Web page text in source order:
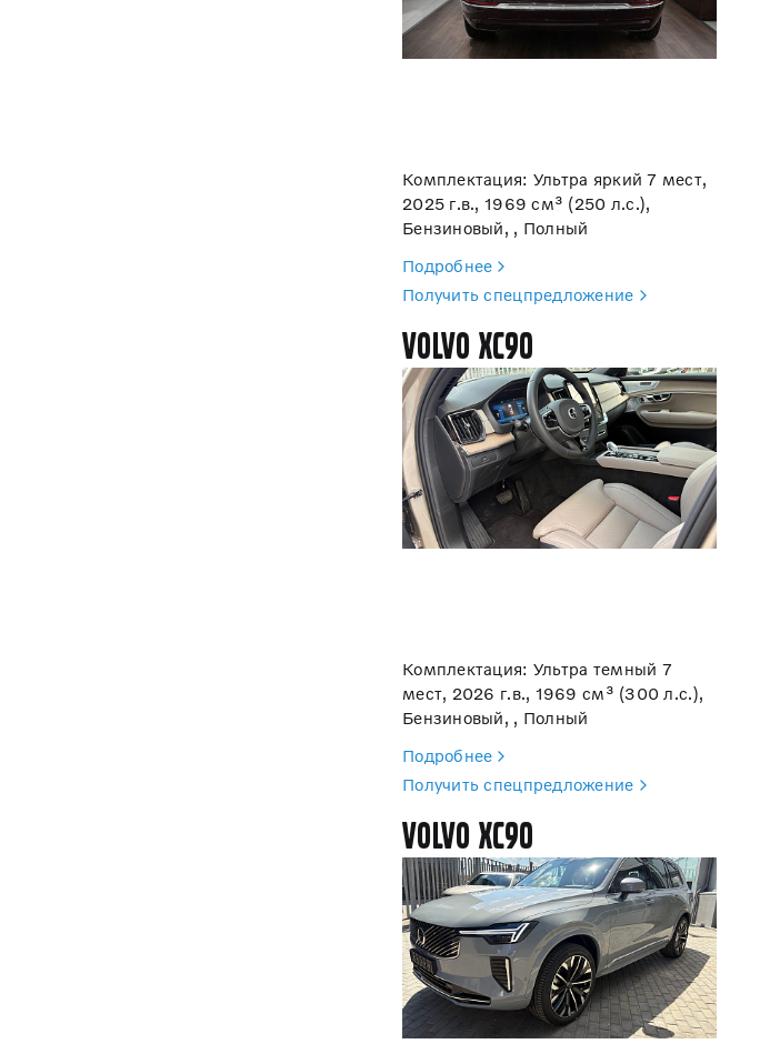
Комплектация: Ультра яркий 7 мест,
2025 г.в., 1969 см³ (250 л.с.),
Бензиновый, , Полный
Подробнее
Получить спецпредложение
Volvo XC90
Комплектация: Ультра темный 7
мест, 2026 г.в., 1969 см³ (300 л.с.),
Бензиновый, , Полный
Подробнее
Получить спецпредложение
Volvo XC90